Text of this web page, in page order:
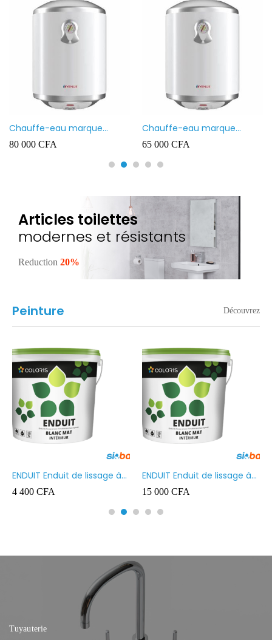
Chauffe-eau marque
VENUS 80L
80 000 CFA
Chauffe-eau marque
VENUS 50L
65 000 CFA
Articles toilettes
modernes et résistants
Reduction 20%
Peinture Découvrez
ENDUIT Enduit de lissage à
base d’émulsion en phase
aqueuse 5kg
4 400 CFA
ENDUIT Enduit de lissage à
base d’émulsion en phase
aqueuse 20kg
15 000 CFA
Tuyauterie